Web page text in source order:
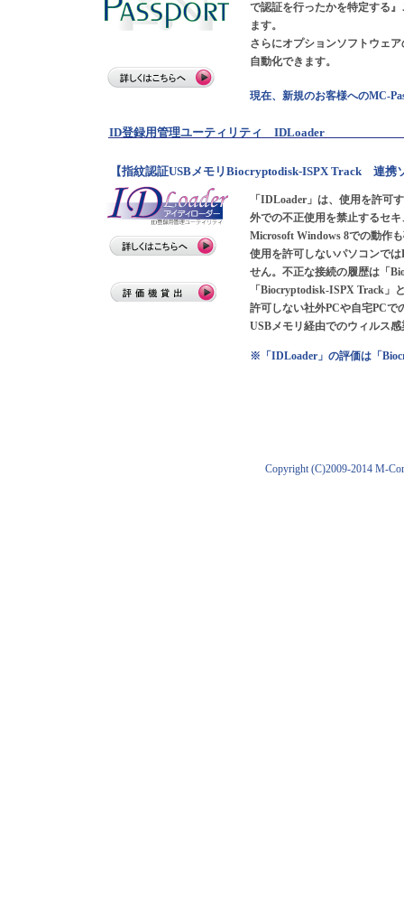
現在、新規のお客様へのMC-
で認証を行ったかを特定する
ます。
さらにオプションソフトウェ
自動化できます。
※「IDLoader」の評価は「
「IDLoader」は、使用を許可
外での不正使用を禁止するセ
Microsoft Windows 8での動作
使用を許可しないパソコンで
せん。不正な接続の履歴は「
「Biocryptodisk-ISPX Track
許可しない社外PCや自宅PC
USBメモリ経由でのウィルス
【指紋認証USBメモリBiocryptodisk-ISPX Track 連携
ID登録用管理ユーティリティ IDLoader
Copyright (C)2009-2014 M-